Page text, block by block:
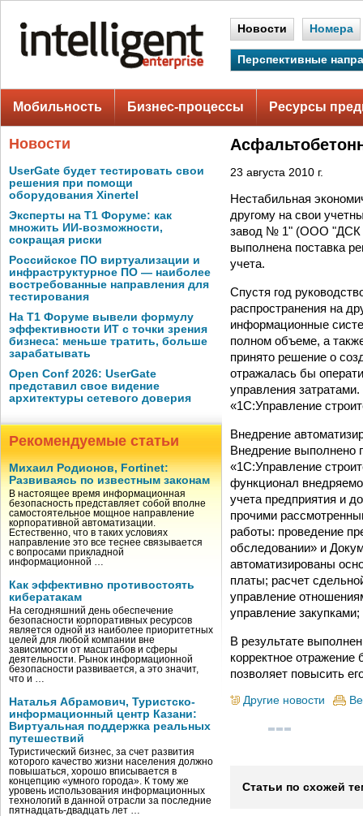
Новости Номера
Перспективные
Мобильность Бизнес-процессы Ресурсы
Новости
UserGate будет тестировать свои
решения при помощи
оборудования Xinertel
Эксперты на Т1 Форуме: как
множить ИИ-возможности,
сокращая риски
Российское ПО виртуализации и
инфраструктурное ПО — наиболее
востребованные направления для
тестирования
На Т1 Форуме вывели формулу
эффективности ИТ с точки зрения
бизнеса: меньше тратить, больше
зарабатывать
Open Conf 2026: UserGate
представил свое видение
архитектуры сетевого доверия
Рекомендуемые статьи
Михаил Родионов, Fortinet:
Развиваясь по известным законам
В настоящее время информационная
безопасность представляет собой вполне
самостоятельное мощное направление
корпоративной автоматизации.
Естественно, что в таких условиях
направление это все теснее связывается
с вопросами прикладной
информационной …
Как эффективно противостоять
кибератакам
На сегодняшний день обеспечение
безопасности корпоративных ресурсов
является одной из наиболее приоритетных
целей для любой компании вне
зависимости от масштабов и сферы
деятельности. Рынок информационной
безопасности развивается, а это значит,
что и …
Наталья Абрамович, Туристско-
информационный центр Казани:
Виртуальная поддержка реальных
путешествий
Туристический бизнес, за счет развития
которого качество жизни населения должно
повышаться, хорошо вписывается в
концепцию «умного города». К тому же
уровень использования информационных
технологий в данной отрасли за последние
пятнадцать-двадцать лет …
23 августа 2010 г.
Нестабильная
другому на свои
завод № 1" (ООО "ДСК
выполнена поставка
учета.
Спустя год
распространения на
информационные
полном объеме, а
принято решение о
отражалась бы
управления
«1С:Управление
Внедрение
Внедрение выполнено
«1С:Управление
функционал
учета предприятия и
прочими
работы: проведение
обследовании» и
автоматизированы
платы; расчет
управление
управление
В результате
корректное
позволяет повысить
Другие новости
Статьи по схожей